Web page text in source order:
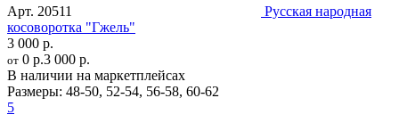
Арт. 20511
Русская народная
косоворотка "Гжель"
3 000 р.
от 0 р.3 000 р.
В наличии на маркетплейсах
Размеры: 48-50, 52-54, 56-58, 60-62
5